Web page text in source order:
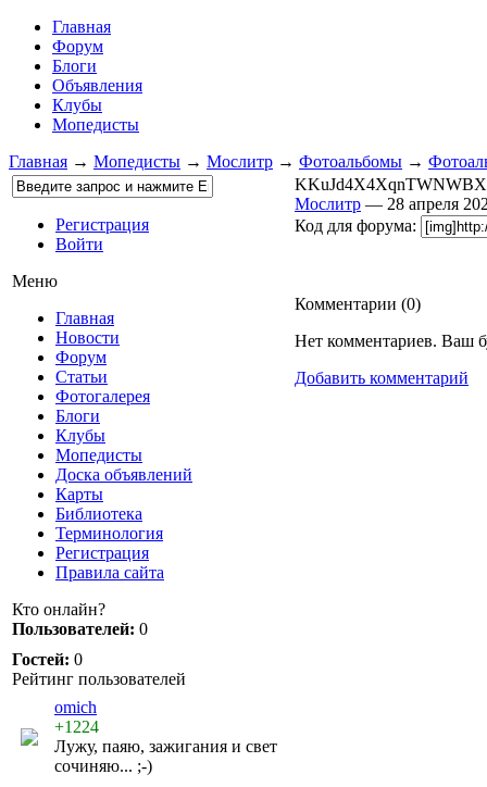
Главная
Форум
Блоги
Объявления
Клубы
Мопедисты
Главная → Мопедисты → Мослитр → Фотоальбомы →
Регистрация
Войти
Меню
Главная
Новости
Форум
Статьи
Фотогалерея
Блоги
Клубы
Мопедисты
Доска объявлений
Карты
Библиотека
Терминология
Регистрация
Правила сайта
Кто онлайн?
Пользователей: 0
Гостей: 0
Рейтинг пользователей
omich
+1224
Лужу, паяю, зажигания и свет
сочиняю... ;-)
Мослитр — 28 апреля
Код для форума:
Комментарии (0)
Нет комментариев. Ваш
Добавить комментарий